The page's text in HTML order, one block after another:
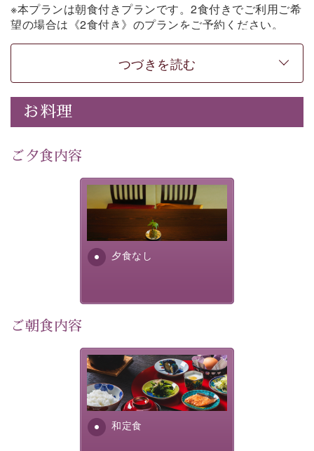
※本プランは朝食付きプランです。2食付きでご利用ご希
望の場合は《2食付き》のプランをご予約ください。
「日本一のホタルの里」として知られる辰野町・ほたる
そこで開催される【信州辰野ほたる祭り】への送迎と入
園券がついた期間限定プランをご用意いたしました。
ホタルが織りなす幻想的な光景。昨年は多い日で1日
4,000匹以上のホタルが観測されました。（
像：辰野町）
自然豊かな信州ならではの風情をご体験ください。
宿泊期間：2026年6月13日～21日
【スケジュール】
19：10 お隣の「ホテル紅や」ロビー集合
20：00 ほたる童謡公園到着（60分間の自由時間）
21：00 ほたる童謡公園出発
21：45 「ホテル紅や」到着
【ご予約前にご確認ください】
※本プランはバスの定員に限りがあるため、先着順での
ご案内となります。
※ご予約完了後でも、時間差により満席となる場合がご
ざいます。その際は当館よりご連絡申し上げます。
※催行人数に満たない場合は、催行を見合わせる場合が
つづきを読む
お料理
ご夕食内容
夕食なし
夕食なしご夕食を追加される
場合は、二食付きのプランを
お選びくださいませ。
ご朝食内容
和定食
さっぱりとした和食膳に使わ
れる食材は、諏訪の名産品を
ふんだんに取り入れ、安心・
安全を心掛けた長野県産...